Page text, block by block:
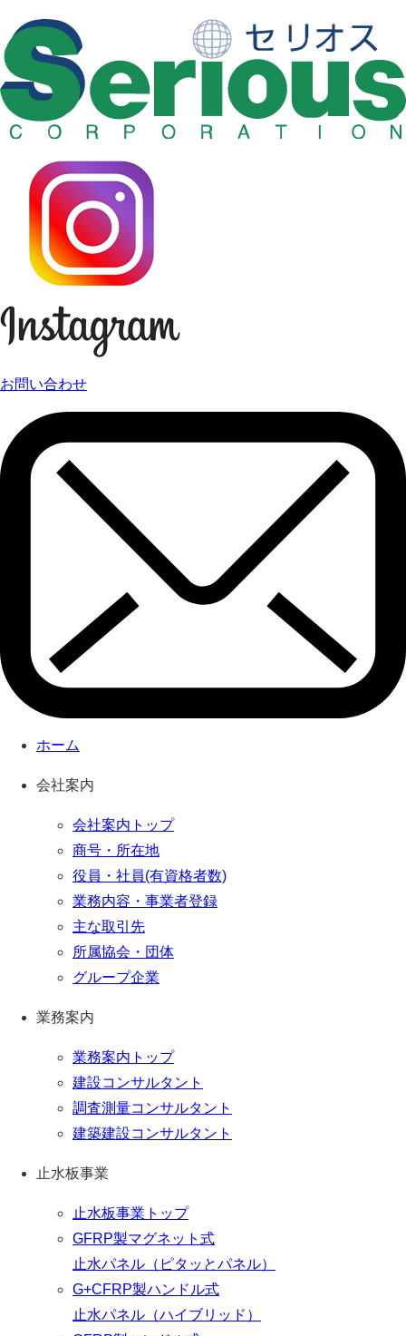
お問い合わせ
ホーム
会社案内
会社案内トップ
商号・所在地
役員・社員(有資格者数)
業務内容・事業者登録
主な取引先
所属協会・団体
グループ企業
業務案内
業務案内トップ
建設コンサルタント
調査測量コンサルタント
建築建設コンサルタント
止水板事業
止水板事業トップ
GFRP製マグネット式
止水パネル（ピタッとパネル）
G+CFRP製ハンドル式
止水パネル（ハイブリッド）